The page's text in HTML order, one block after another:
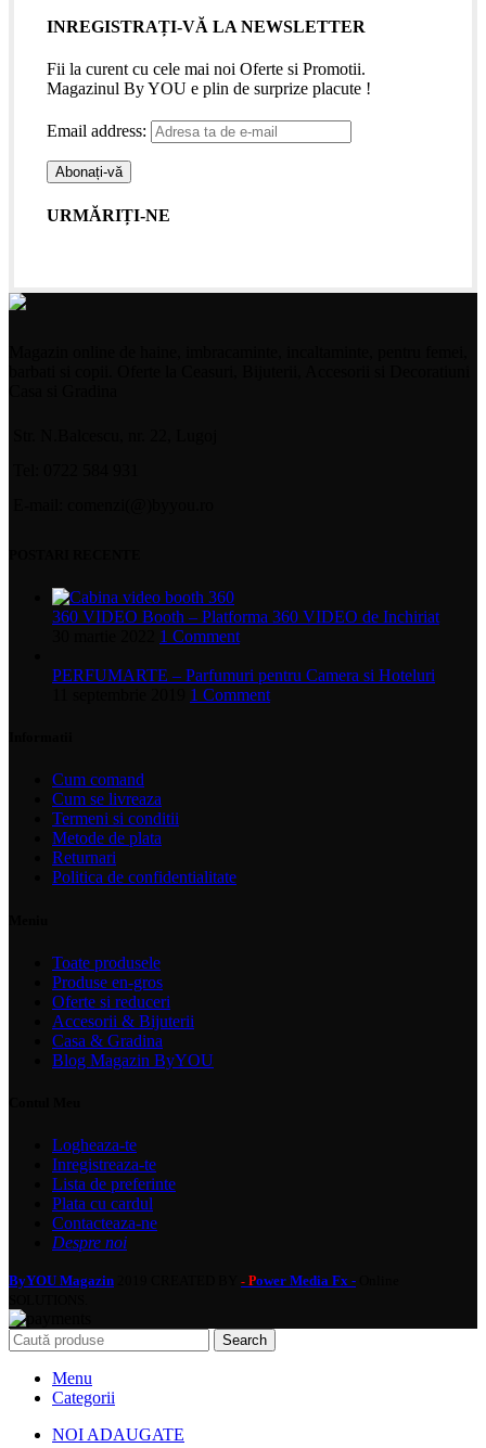
INREGISTRAȚI-VĂ LA NEWSLETTER
Fii la curent cu cele mai noi Oferte si Promotii.
Magazinul By YOU e plin de surprize placute !
Email address:
URMĂRIȚI-NE
360 VIDEO Booth – Platforma 360 VIDEO de Inchiriat
1 Comment
PERFUMARTE – Parfumuri pentru Camera si Hoteluri
1 Comment
Cum comand
Cum se livreaza
Termeni si conditii
Metode de plata
Returnari
Politica de confidentialitate
Toate produsele
Produse en-gros
Oferte si reduceri
Accesorii & Bijuterii
Casa & Gradina
Blog Magazin ByYOU
Logheaza-te
Inregistreaza-te
Lista de preferinte
Plata cu cardul
Contacteaza-ne
Despre noi
ByYOU Magazin - Power Media Fx -
Search
Menu
Categorii
NOI ADAUGATE